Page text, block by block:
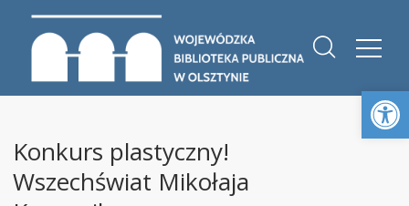
Konkurs plastyczny!
Wszechświat Mikołaja